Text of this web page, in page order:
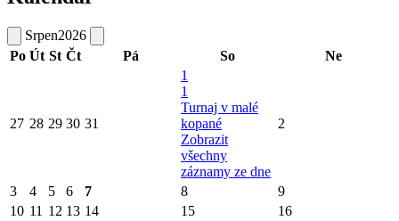
Srpen2026
Po Út St Čt Pá So Ne
27 28 29 30 31
1
1
Turnaj v malé
kopané
Zobrazit
všechny
záznamy ze dne
2
3 4 5 6 7 8
9
10 11 12 13 14 15 16